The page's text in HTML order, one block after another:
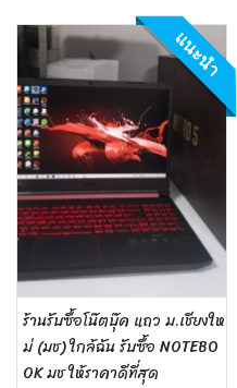
แนะนำ
ร้านรับซื้อโน๊ตบุ๊ค แถว ม.เชียงให
ม่ (มช) ใกล้ฉัน รับซื้อ NOTEBO
OK มช ให้ราคาดีที่สุด